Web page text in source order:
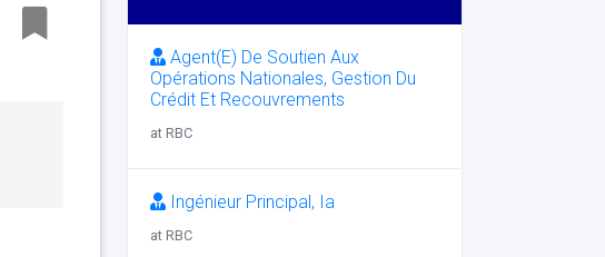
Agent(E) De Soutien Aux
Opérations Nationales, Gestion Du
Crédit Et Recouvrements
at RBC
Ingénieur Principal, Ia
at RBC